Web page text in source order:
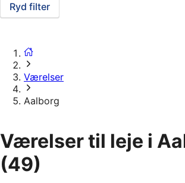
Ryd filter
Værelser
Aalborg
Værelser til leje i
(49)